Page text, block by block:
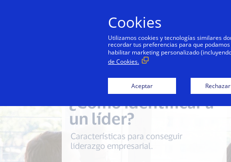
¿Cómo identificar a
un líder?
Características para conseguir
liderazgo empresarial.
Cookies
Utilizamos cookies y tecnologías similares
recordar tus preferencias para que
habilitar marketing personalizado
de Cookies.
Aceptar